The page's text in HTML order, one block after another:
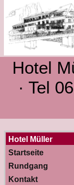
Hotel
· Tel
Hotel Müller
Startseite
Rundgang
Kontakt